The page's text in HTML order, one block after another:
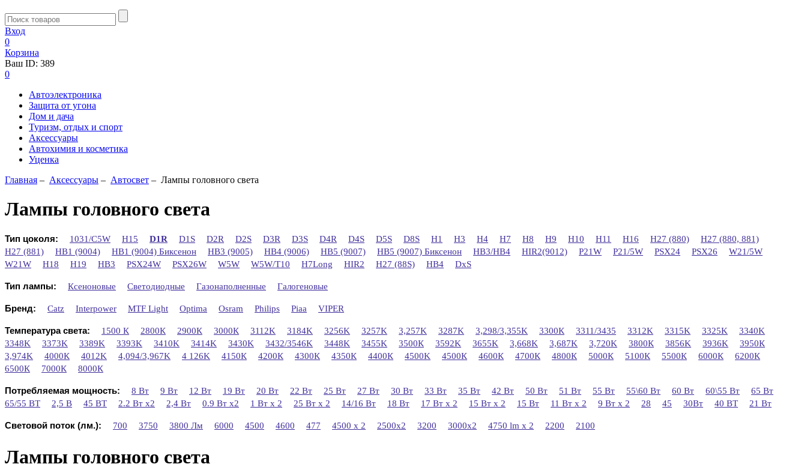
Вход
0
Корзина
Ваш ID: 389
0
Автоэлектроника
Защита от угона
Дом и дача
Туризм, отдых и спорт
Аксессуары
Автохимия и косметика
Уценка
Главная – Аксессуары – Aвтосвет – Лампы головного света
Лампы головного света
Тип цоколя: 1031/C5W H15 D1R D1S D2R D2S D3R D3S D4R D4S D5S D8S H1 H3 H4 H7 H8 H9 H10 H11 H16 H27 (880)
H27 (880, 881)
H27 (881)
HB1 (9004) HB1 (9004) Биксенон HB3 (9005) HB4 (9006) HB5 (9007) HB5 (9007) Биксенон HB3/HB4 HIR2(9012) P21W P21/5W PSX24 PSX26
W21/5W
W21W
H18 H19 HB3 PSX24W PSX26W W5W W5W/T10 H7Long НIR2 H27 (88S) HB4 DxS
Тип лампы: Ксеноновые Светодиодные Газонаполненные Галогеновые
Бренд: Catz Interpower MTF Light Optima Osram Philips Piaa VIPER
Температура света: 1500 К 2800К 2900К 3000К 3112K 3184K 3256K 3257K 3,257K 3287K 3,298/3,355K 3300К 3311/3435 3312K 3315K 3325K
3340K
3348K
3373K 3389K 3393K 3410K 3414K 3430K 3432/3546K 3448K 3455K 3500К 3592K 3655K 3,668K 3,687K 3,720K 3800К 3856K 3936K
3950К
3,974K
4000К 4012K 4,094/3,967K 4 126K 4150К 4200К 4300К 4350К 4400К 4500K 4500К 4600К 4700К 4800К 5000К 5100К 5500К 6000К
6200К
6500К
7000К 8000К
Потребляемая мощность: 8 Вт 9 Вт 12 Вт 19 Вт 20 Вт 22 Вт 25 Вт 27 Вт 30 Вт 33 Вт 35 Вт 42 Вт 50 Вт 51 Вт 55 Вт 55\60 Вт 60 Вт 60\55 Вт
65 Вт
65/55 ВТ
2,5 В 45 ВТ 2.2 Вт х2 2,4 Вт 0.9 Вт x2 1 Вт x 2 25 Вт х 2 14/16 Вт 18 Вт 17 Вт х 2 15 Вт х 2 15 Вт 11 Вт х 2 9 Вт х 2 28 45 30Вт 40 ВТ 21 Вт
Световой поток (лм.): 700 3750 3800 Лм 6000 4500 4600 477 4500 x 2 2500x2 3200 3000x2 4750 lm х 2 2200 2100
Лампы головного света